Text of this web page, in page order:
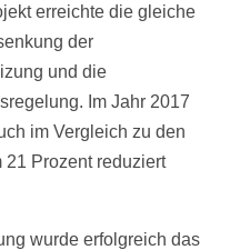
erreichte die gleiche
der
und die
Im Jahr 2017
im Vergleich zu den
Prozent reduziert
wurde erfolgreich das